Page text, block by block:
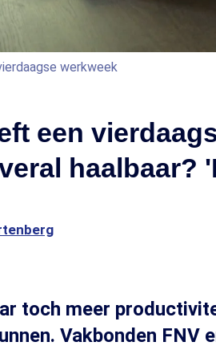
werkweek
een
haalbaar?
toch meer
Vakbonden FNV